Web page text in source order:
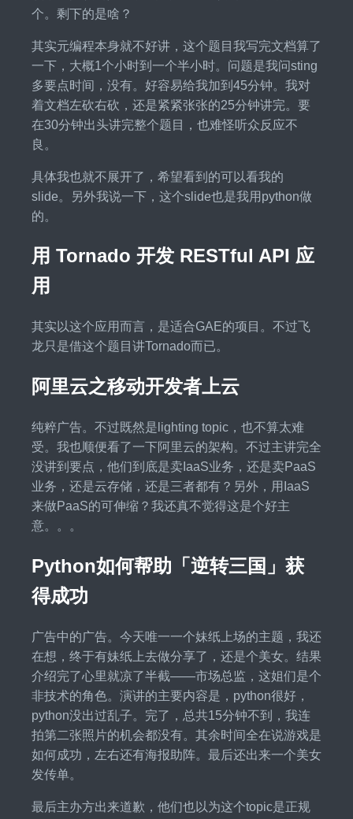
个。剩下的是啥？
其实元编程本身就不好讲，这个题目我写完文档算了
一下，大概1个小时到一个半小时。问题是我问sting
多要点时间，没有。好容易给我加到45分钟。我对
着文档左砍右砍，还是紧紧张张的25分钟讲完。要
在30分钟出头讲完整个题目，也难怪听众反应不
良。
具体我也就不展开了，希望看到的可以看我的
slide。另外我说一下，这个slide也是我用python做
的。
用 Tornado 开发 RESTful API 应
用
其实以这个应用而言，是适合GAE的项目。不过飞
龙只是借这个题目讲Tornado而已。
阿里云之移动开发者上云
纯粹广告。不过既然是lighting topic，也不算太难
受。我也顺便看了一下阿里云的架构。不过主讲完全
没讲到要点，他们到底是卖IaaS业务，还是卖PaaS
业务，还是云存储，还是三者都有？另外，用IaaS
来做PaaS的可伸缩？我还真不觉得这是个好主
意。。。
Python如何帮助「逆转三国」获
得成功
广告中的广告。今天唯一一个妹纸上场的主题，我还
在想，终于有妹纸上去做分享了，还是个美女。结果
介绍完了心里就凉了半截——市场总监，这姐们是个
非技术的角色。演讲的主要内容是，python很好，
python没出过乱子。完了，总共15分钟不到，我连
拍第二张照片的机会都没有。其余时间全在说游戏是
如何成功，左右还有海报助阵。最后还出来一个美女
发传单。
最后主办方出来道歉，他们也以为这个topic是正规